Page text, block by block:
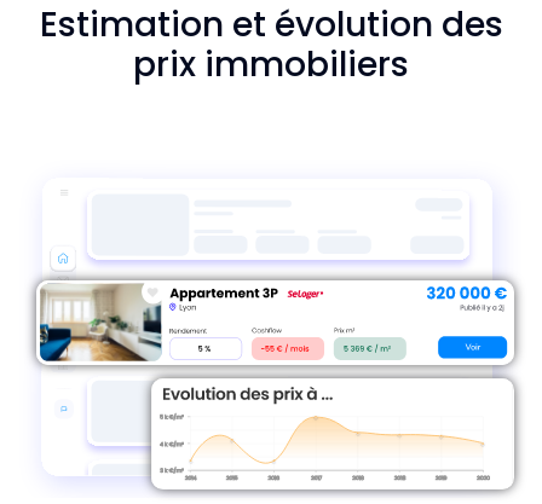
Estimation et évolution des
prix immobiliers